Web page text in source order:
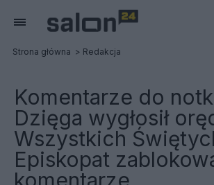
Strona główna Redakcja
Komentarze do
Dzięga wygłosił
Wszystkich
Episkopat